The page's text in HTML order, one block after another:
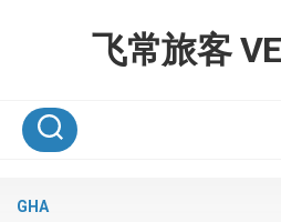
飞常旅客
GHA